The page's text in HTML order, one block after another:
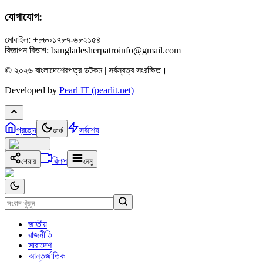
যোগাযোগ:
মোবাইল: +৮৮০১৭৮৭-৬৮২১৫৪
বিজ্ঞাপন বিভাগ: bangladesherpatroinfo@gmail.com
© ২০২৬ বাংলাদেশেরপত্র ডটকম | সর্বস্বত্ব সংরক্ষিত।
Developed by Pearl IT (pearlit.net)
প্রচ্ছদ ডার্ক সর্বশেষ
শেয়ার রিলস মেনু
জাতীয়
রাজনীতি
সারাদেশ
আন্তর্জাতিক